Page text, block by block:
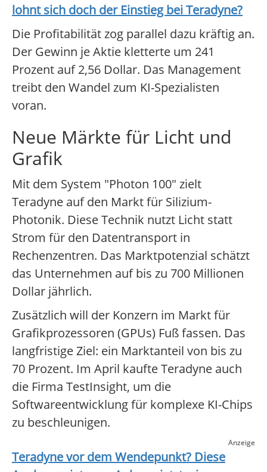
lohnt sich doch der Einstieg beiTeradyne?
Die Profitabilität zog parallel dazu kräftig an.
Der Gewinn je Aktie kletterte um 241
Prozent auf 2,56 Dollar. Das Management
treibt den Wandel zum KI-Spezialisten
voran.
Neue Märkte für Licht und
Grafik
Mit dem System "Photon 100" zielt
Teradyne auf den Markt für Silizium-
Photonik. Diese Technik nutzt Licht statt
Strom für den Datentransport in
Rechenzentren. Das Marktpotenzial schätzt
das Unternehmen auf bis zu 700 Millionen
Dollar jährlich.
Zusätzlich will der Konzern im Markt für
Grafikprozessoren (GPUs) Fuß fassen. Das
langfristige Ziel: ein Marktanteil von bis zu
70 Prozent. Im April kaufte Teradyne auch
die Firma TestInsight, um die
Softwareentwicklung für komplexe KI-Chips
zu beschleunigen.
Anzeige
Teradynevor dem Wendepunkt? Diese